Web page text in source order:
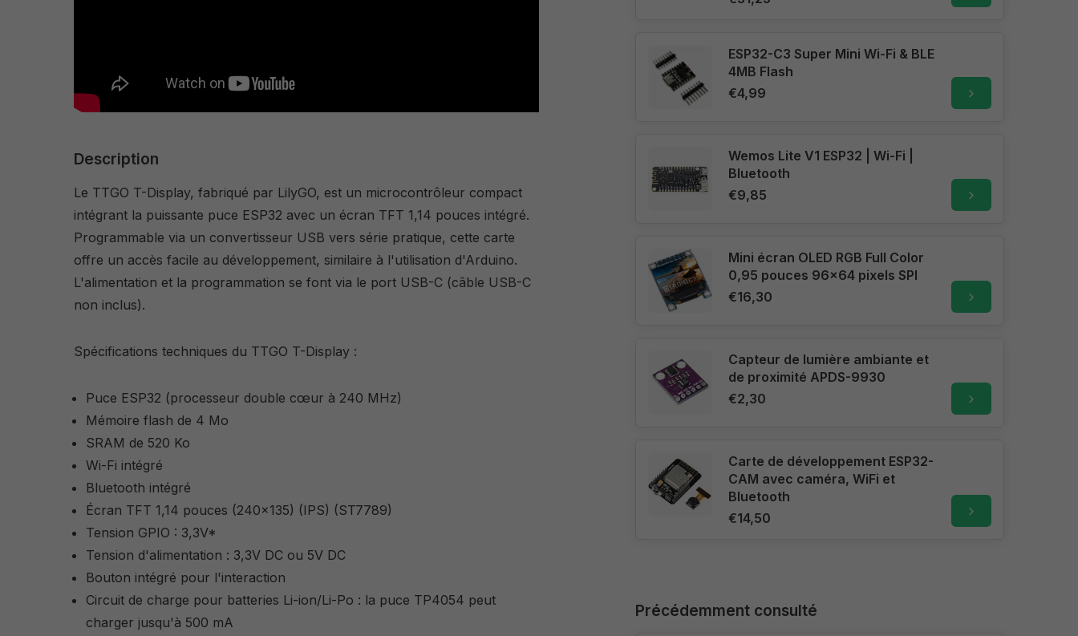
Description
Le TTGO T-Display, fabriqué par LilyGO, est un microcontrôleur compact
intégrant la puissante puce ESP32 avec un écran TFT 1,14 pouces intégré.
Programmable via un convertisseur USB vers série pratique, cette carte
offre un accès facile au développement, similaire à l'utilisation d'Arduino.
L'alimentation et la programmation se font via le port USB-C (câble USB-C
non inclus).
Spécifications techniques du TTGO T-Display :
Puce ESP32 (processeur double cœur à 240 MHz)
Mémoire flash de 4 Mo
SRAM de 520 Ko
Wi-Fi intégré
Bluetooth intégré
Écran TFT 1,14 pouces (240x135) (IPS) (ST7789)
Tension GPIO : 3,3V*
Tension d'alimentation : 3,3V DC ou 5V DC
Bouton intégré pour l'interaction
Circuit de charge pour batteries Li-ion/Li-Po : la puce TP4054 peut
charger jusqu'à 500 mA
ESP32-C3 Super Mini Wi-Fi & BLE
4MB Flash
€4,99
Wemos Lite V1 ESP32 | Wi-Fi |
Bluetooth
€9,85
Mini écran OLED RGB Full Color
0,95 pouces 96x64 pixels SPI
€16,30
Capteur de lumière ambiante et
de proximité APDS-9930
€2,30
Carte de développement ESP32-
CAM avec caméra, WiFi et
Bluetooth
€14,50
Précédemment consulté